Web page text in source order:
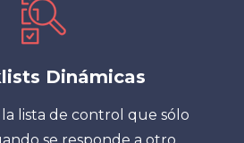
Dinámicas
lista de control que sólo
se responde a otro